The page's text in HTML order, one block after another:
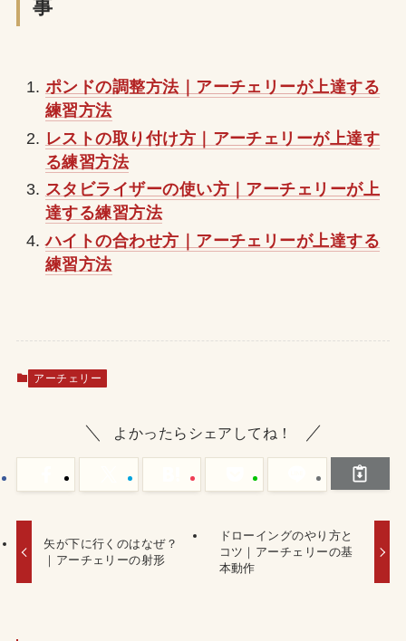
事
ポンドの調整方法｜アーチェリーが上達する
練習方法
レストの取り付け方｜アーチェリーが上達す
る練習方法
スタビライザーの使い方｜アーチェリーが上
達する練習方法
ハイトの合わせ方｜アーチェリーが上達する
練習方法
アーチェリー
よかったらシェアしてね！
矢が下に行くのはなぜ？
｜アーチェリーの射形
ドローイングのやり方と
コツ｜アーチェリーの基
本動作